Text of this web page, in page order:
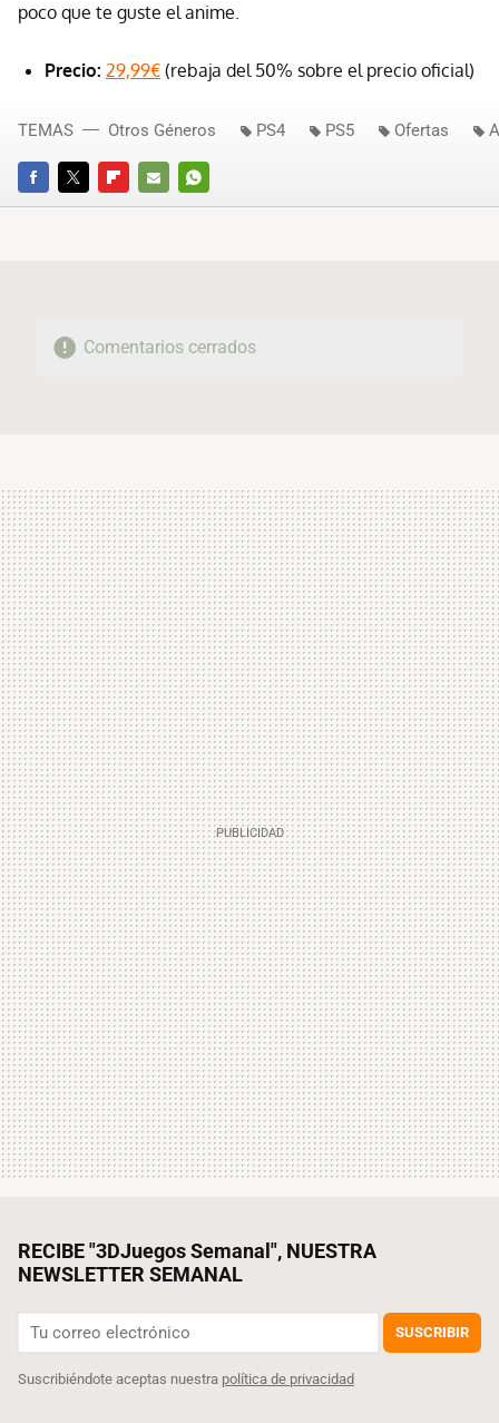
poco que te guste el anime.
Precio: 29,99€ (rebaja del 50% sobre el precio oficial)
FACEBOOKTWITTERFLIPBOARD
E-
WHATSAPP
TEMAS Otros Géneros PS4 PS5 Ofertas
Comentarios cerrados
RECIBE "3DJuegos Semanal", NUESTRA
NEWSLETTER SEMANAL
SUSCRIBIR
Suscribiéndote aceptas nuestra política de privacidad